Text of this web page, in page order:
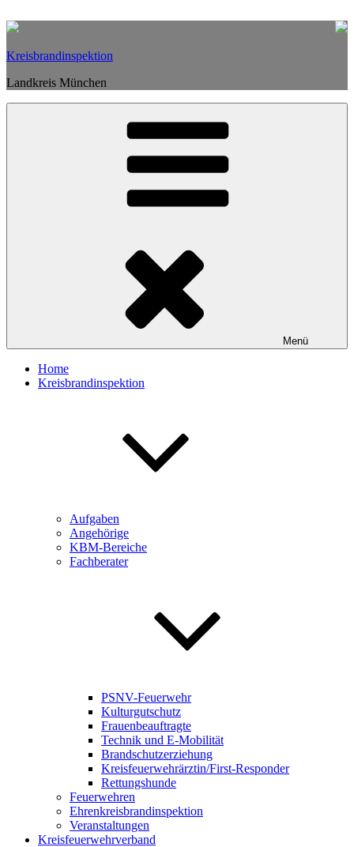
zum
Kreisbrandinspektion
Landkreis München
Menü
Home
Kreisbrandinspektion
Aufgaben
Angehörige
KBM-Bereiche
Fachberater
PSNV-Feuerwehr
Kulturgutschutz
Frauenbeauftragte
Technik und E-Mobilität
Brandschutzerziehung
Kreisfeuerwehrärztin/First-Responder
Rettungshunde
Feuerwehren
Ehrenkreisbrandinspektion
Veranstaltungen
Kreisfeuerwehrverband